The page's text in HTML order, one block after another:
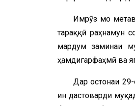
Имрӯз мо
тараққӣ раҳнамун
мардум заминаи
ҳамдигарфаҳмӣ ва
Дар остонаи
ин дастоварди